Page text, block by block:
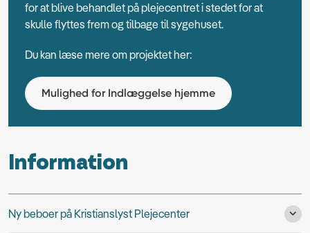
for at blive behandlet på plejecentret i stedet for at
skulle flyttes frem og tilbage til sygehuset.
Du kan læse mere om projektet her:
Mulighed for Indlæggelse hjemme
Information
Ny beboer på Kristianslyst Plejecenter